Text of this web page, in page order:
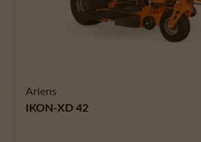
Ariens
IKON-XD 42